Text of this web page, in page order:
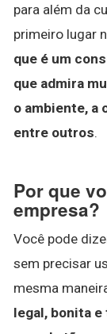
para além da
primeiro lugar
que é um
que admira
o ambiente, a
entre outros.
Por que
empresa?
Você pode
sem precisar
mesma
legal, bonita e